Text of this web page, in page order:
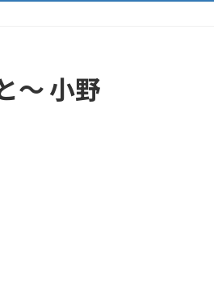
～ 小野